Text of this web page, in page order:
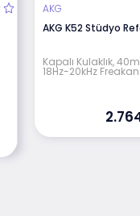
AKG
AKG K52 Stüdyo
Kapalı Kulaklık,
18Hz-20kHz